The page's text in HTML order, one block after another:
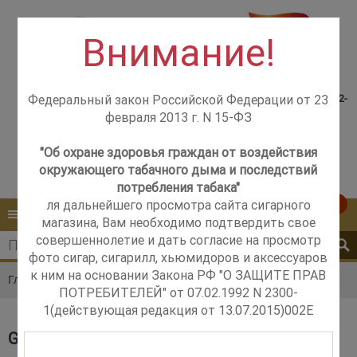
Контакты Обратный звонок
Розничный магазин
м. Добрынинская,
+7 (499) 237-12-56
самовывоз со склада +7(925)502-
КАТАЛОГ МЕНЮ
Главная Каталог Сигары God of Fire
GOD OF FIRE
Внимание!
Федеральный закон Российской Федерации от 23
февраля 2013 г. N 15-ФЗ
"Об охране здоровья граждан от воздействия
окружающего табачного дыма и последствий
потребления табака"
ля дальнейшего просмотра сайта сигарного
магазина, Вам необходимо подтвердить свое
совершеннолетие и дать согласие на просмотр
фото сигар, сигарилл, хьюмидоров и аксессуаров
к ним на основании Закона РФ "О ЗАЩИТЕ ПРАВ
ПОТРЕБИТЕЛЕЙ" от 07.02.1992 N 2300-
1(действующая редакция от 13.07.2015)002E